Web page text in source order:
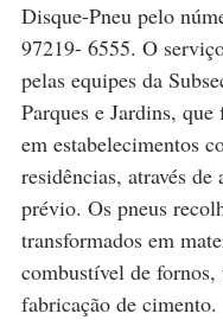
Disque-Pneu pelo
97219- 6555. O
pelas equipes da
Parques e Jardins,
em estabelecimentos
residências, através de
prévio. Os pneus
transformados em
combustível de
fabricação de cimento.